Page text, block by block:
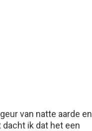
van natte aarde en
dacht ik dat het een